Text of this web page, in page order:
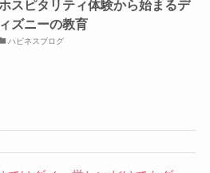
スピタリティ体験から始まるデ
ィズニーの教育
ハピネスブログ